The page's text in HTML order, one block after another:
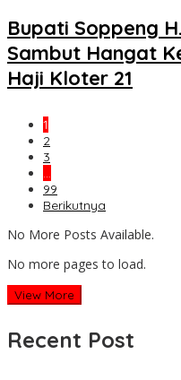
Bupati Soppeng
Sambut Hangat
Haji Kloter 21
1
2
3
…
99
Berikutnya
No More Posts Available.
No more pages to load.
View More
Recent Post